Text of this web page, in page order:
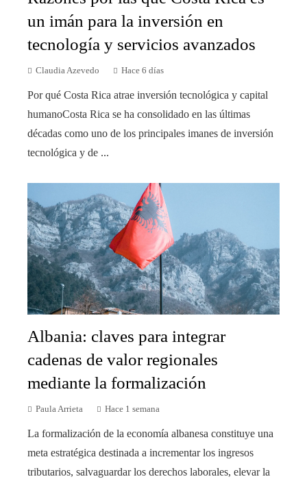
un imán para la inversión en
tecnología y servicios avanzados
Claudia Azevedo Hace 6 días
Por qué Costa Rica atrae inversión tecnológica y capital
humanoCosta Rica se ha consolidado en las últimas
décadas como uno de los principales imanes de inversión
tecnológica y de ...
Albania: claves para integrar
cadenas de valor regionales
mediante la formalización
Paula Arrieta Hace 1 semana
La formalización de la economía albanesa constituye una
meta estratégica destinada a incrementar los ingresos
tributarios, salvaguardar los derechos laborales, elevar la